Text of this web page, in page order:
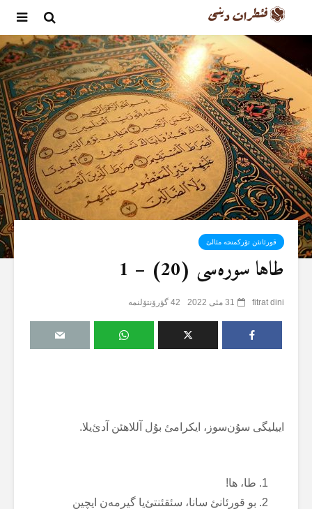
قورئانئن تۆرکمنجە مئالئ
طاها سورەسی (20) – 1
fitrat dini 31 مئی 2022 42 گؤرۆنتۆلنمە
اییلیگی سۇن‌سوز، ایکرامئ بۇل آللاهئن آدئ‌یلا.
طا، ها!
بو قورئانئ سانا، سئقئنتئ‌یا گیرمەن ایچین